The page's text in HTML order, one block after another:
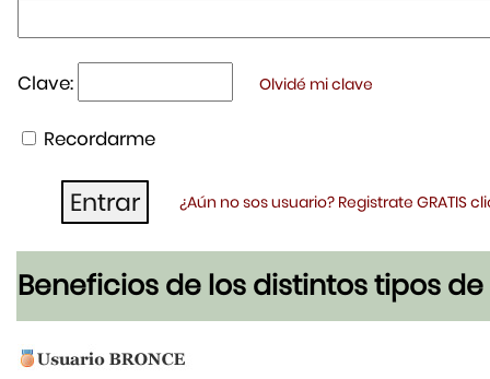
Clave: Olvidé mi clave
Recordarme
¿Aún no sos usuario? Registrate GRATIS
Beneficios de los distintos tipos de